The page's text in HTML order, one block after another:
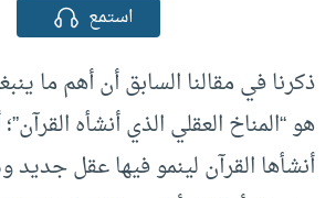
استمع
ذكرنا في مقالنا السابق أن أهم ما
هو “المناخ العقلي الذي أنشأه
أنشأها القرآن لينمو فيها عقل